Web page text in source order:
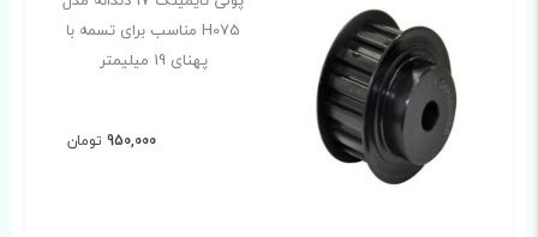
H075 مناسب برای تسمه با
پهنای 19 میلیمتر
950,000 تومان